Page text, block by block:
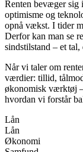
Renten bevæger sig
optimisme og
opnå vækst. I tider
Derfor kan man se
sindstilstand – et
Når vi taler om
værdier: tillid,
økonomisk værktøj
hvordan vi forstår
Lån
Lån
Økonomi